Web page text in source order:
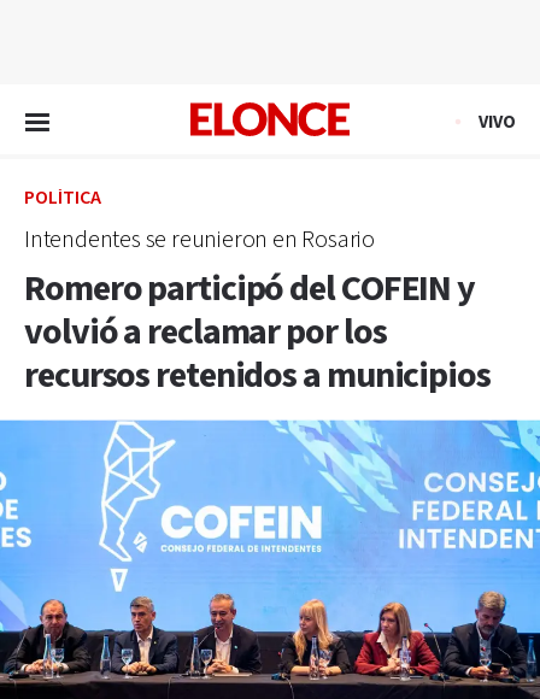
VIVO
POLÍTICA
Intendentes se reunieron en Rosario
Romero participó del COFEIN y
volvió a reclamar por los
recursos retenidos a municipios